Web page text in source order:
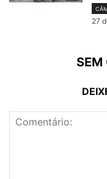
27
SEM